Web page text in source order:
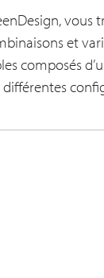
vous
et
composés